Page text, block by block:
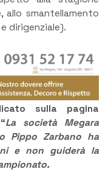
smantellamento
dirigenziale).
sulla pagina
La società Megara
Pippo Zarbano ha
e non guiderà la